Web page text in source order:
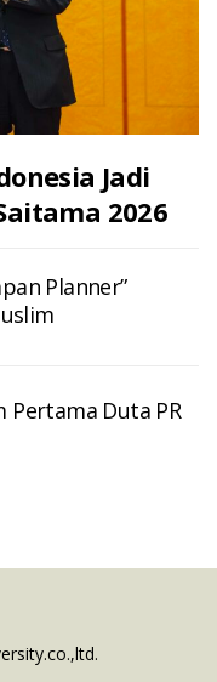
Jadi
2026
Planner”
Pertama Duta PR